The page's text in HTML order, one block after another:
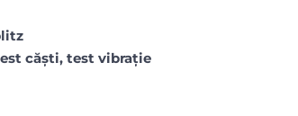
căști, test vibrație